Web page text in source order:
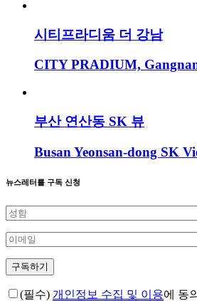
시티프라디움 더 강남
CITY PRADIUM,
부산 연산동 SK 뷰
Busan Yeonsan-dong SK
뉴스레터를 구독 신청
(필수) 개인정보 수집 및 이용에 동